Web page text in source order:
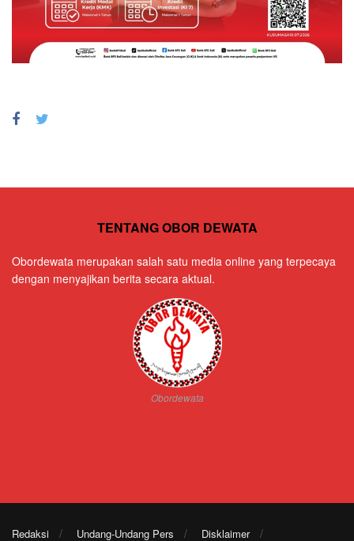
TENTANG OBOR DEWATA
Obordewata merupakan salah satu media online yang terpecaya
dengan menyajikan berita secara aktual.
Obordewata
Redaksi Undang-Undang Pers Disklaimer